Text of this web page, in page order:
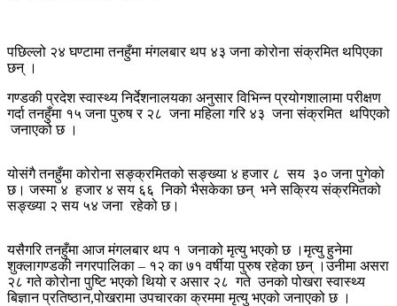
पछिल्लो २४ घण्टामा तनहुँमा मंगलबार थप ४३ जना कोरोना संक्रमित थपिएका
छन् ।
गण्डकी प्रदेश स्वास्थ्य निर्देशनालयका अनुसार विभिन्न प्रयोगशालामा परीक्षण
गर्दा तनहुँमा १५ जना पुरुष र २८ जना महिला गरि ४३ जना संक्रमित थपिएको
जनाएको छ ।
योसंगै तनहुँमा कोरोना सङ्क्रमितको सङ्ख्या ४ हजार ८ सय ३० जना पुगेको
छ। जस्मा ४ हजार ४ सय ६६ निको भैसकेका छन् भने सक्रिय संक्रमितको
सङ्ख्या २ सय ५४ जना रहेको छ।
यसैगरि तनहुँमा आज मंगलबार थप १ जनाको मृत्यु भएको छ ।मृत्यु हुनेमा
शुक्लागण्डकी नगरपालिका – १२ का ७१ वर्षीया पुरुष रहेका छन् ।उनीमा असरा
२८ गते कोरोना पुष्टि भएको थियो र असार २८ गते उनको पोखरा स्वास्थ्य
बिज्ञान प्रतिष्ठान,पोखरामा उपचारका क्रममा मृत्यु भएको जनाएको छ ।